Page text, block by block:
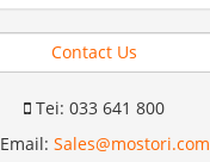
Contact Us
Tei: 033 641 800
Email: Sales@mostori.com